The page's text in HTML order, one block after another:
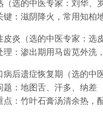
（选的中医专家：刘华、
键：滋阴降火，常用知柏
皮炎（选的中医专家：选
理：渗出期用马齿苋外洗
病后遗症恢复期（选的中
题：地图舌、汗多、纳差
点：竹叶石膏汤清余热，